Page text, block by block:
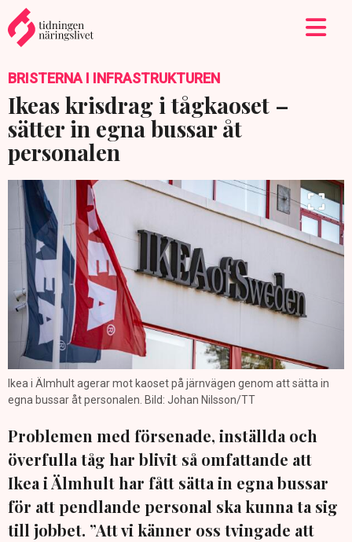
BRISTERNA I INFRASTRUKTUREN
Ikeas krisdrag i tågkaoset –
sätter in egna bussar åt
personalen
Ikea i Älmhult agerar mot kaoset på järnvägen genom att sätta in
egna bussar åt personalen. Bild: Johan Nilsson/TT
Problemen med försenade, inställda och
överfulla tåg har blivit så omfattande att
Ikea i Älmhult har fått sätta in egna bussar
för att pendlande personal ska kunna ta sig
till jobbet. ”Att vi känner oss tvingade att